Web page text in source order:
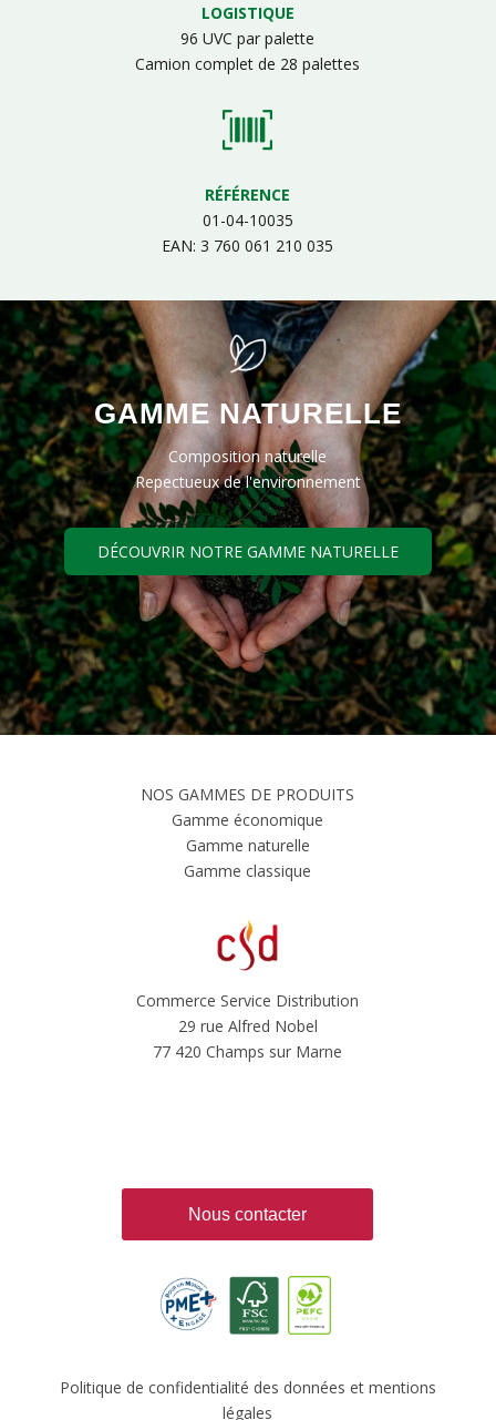
LOGISTIQUE
96 UVC par palette
Camion complet de 28 palettes
RÉFÉRENCE
01-04-10035
EAN: 3 760 061 210 035
GAMME NATURELLE
Composition naturelle
Repectueux de l'environnement
DÉCOUVRIR NOTRE GAMME NATURELLE
NOS GAMMES DE PRODUITS
Gamme économique
Gamme naturelle
Gamme classique
Commerce Service Distribution
29 rue Alfred Nobel
77 420 Champs sur Marne
Nous contacter
Politique de confidentialité des données et mentions
légales